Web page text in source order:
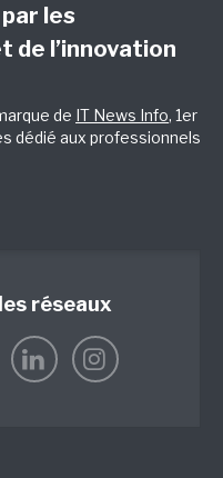
les
de l’innovation
de IT News Info, 1er
dédié aux professionnels
réseaux